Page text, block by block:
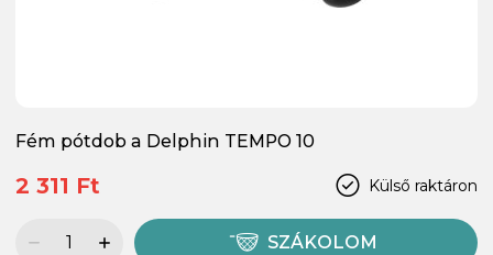
Fém pótdob a Delphin TEMPO 10
Külső raktáron
2 311 Ft
SZÁKOLOM